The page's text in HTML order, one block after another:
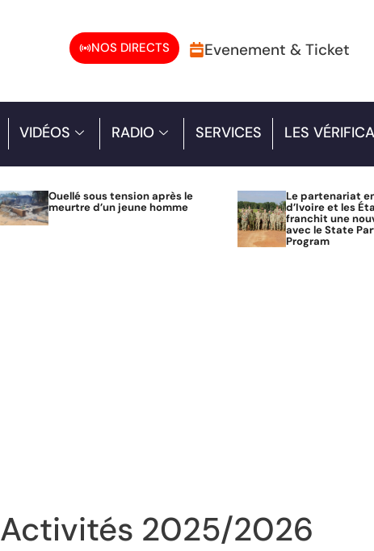
NOS DIRECTS Evenement & Ticket
VIDÉOS RADIO SERVICES LES
Ouellé sous tension après le
meurtre d’un jeune homme
Le partenariat
d’Ivoire et les
franchit une
avec le State
Program
Activités 2025/2026